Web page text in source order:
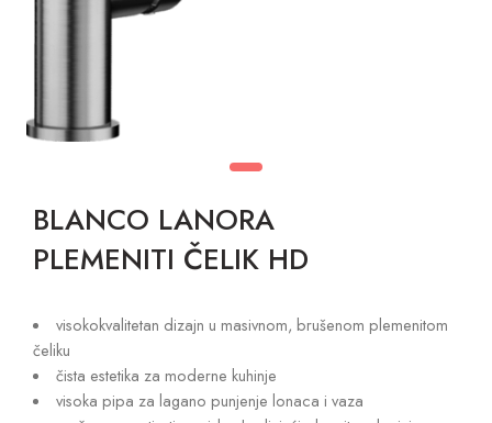
BLANCO LANORA
PLEMENITI ČELIK HD
visokokvalitetan dizajn u masivnom, brušenom plemenitom
čeliku
čista estetika za moderne kuhinje
visoka pipa za lagano punjenje lonaca i vaza